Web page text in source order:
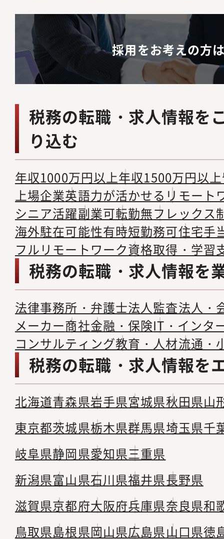
採用をお考えの方
税務の転職・求人情報を
り込む
年収1000万円以上年収1500万円以上
上場企業英語力が活かせる リモート
シニア活躍副業可転勤無フレックス
海外駐在可能性有時短勤務可住宅手
フルリモートワーク資格取得・学習
税務の転職・求人情報を
法律事務所・弁護士法人監査法人・
メーカー商社金融・保険IT・インタ
コンサルティング教育・人材流通・
税務の転職・求人情報を
北海道青森県岩手県宮城県秋田県山
東京都茨城県栃木県群馬県埼玉県千
岐阜県静岡県愛知県三重県
新潟県富山県石川県福井県長野県
滋賀県京都府大阪府兵庫県奈良県和
鳥取県島根県岡山県広島県山口県徳